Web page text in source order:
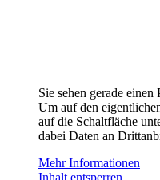
Sie sehen gerade
Um auf den
auf die Schaltfläche
dabei Daten an
Mehr Informationen
Inhalt entsperren